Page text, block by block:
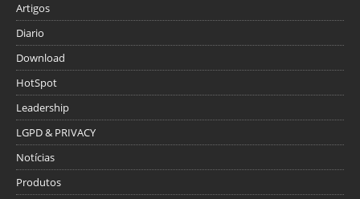
Artigos
Diario
Download
HotSpot
Leadership
LGPD & PRIVACY
Notícias
Produtos